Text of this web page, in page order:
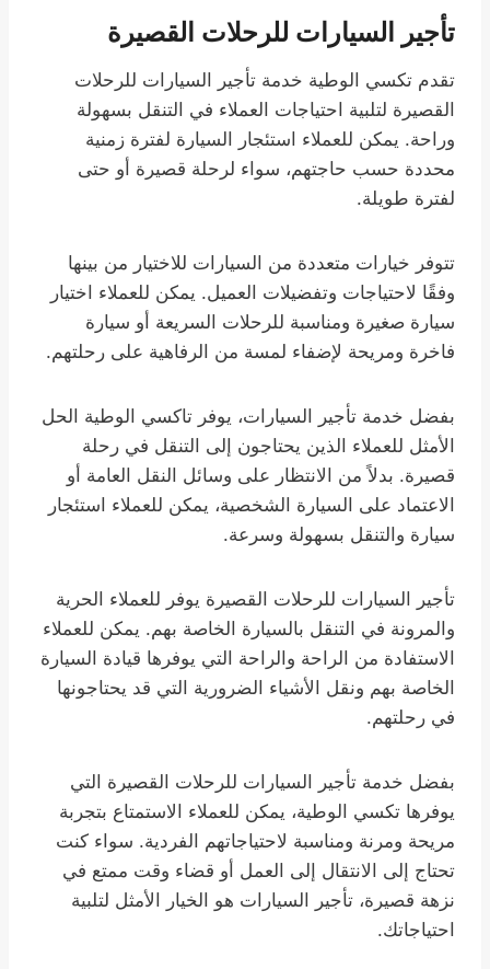
تأجير السيارات للرحلات القصيرة
تقدم تكسي الوطية خدمة تأجير السيارات للرحلات
القصيرة لتلبية احتياجات العملاء في التنقل بسهولة
وراحة. يمكن للعملاء استئجار السيارة لفترة زمنية
محددة حسب حاجتهم، سواء لرحلة قصيرة أو حتى
لفترة طويلة.
تتوفر خيارات متعددة من السيارات للاختيار من بينها
وفقًا لاحتياجات وتفضيلات العميل. يمكن للعملاء اختيار
سيارة صغيرة ومناسبة للرحلات السريعة أو سيارة
فاخرة ومريحة لإضفاء لمسة من الرفاهية على رحلتهم.
بفضل خدمة تأجير السيارات، يوفر تاكسي الوطية الحل
الأمثل للعملاء الذين يحتاجون إلى التنقل في رحلة
قصيرة. بدلاً من الانتظار على وسائل النقل العامة أو
الاعتماد على السيارة الشخصية، يمكن للعملاء استئجار
سيارة والتنقل بسهولة وسرعة.
تأجير السيارات للرحلات القصيرة يوفر للعملاء الحرية
والمرونة في التنقل بالسيارة الخاصة بهم. يمكن للعملاء
الاستفادة من الراحة والراحة التي يوفرها قيادة السيارة
الخاصة بهم ونقل الأشياء الضرورية التي قد يحتاجونها
في رحلتهم.
بفضل خدمة تأجير السيارات للرحلات القصيرة التي
يوفرها تكسي الوطية، يمكن للعملاء الاستمتاع بتجربة
مريحة ومرنة ومناسبة لاحتياجاتهم الفردية. سواء كنت
تحتاج إلى الانتقال إلى العمل أو قضاء وقت ممتع في
نزهة قصيرة، تأجير السيارات هو الخيار الأمثل لتلبية
احتياجاتك.